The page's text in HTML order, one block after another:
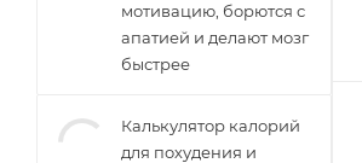
мотивацию, борются с
апатией и делают мозг
быстрее
Калькулятор калорий
для похудения и